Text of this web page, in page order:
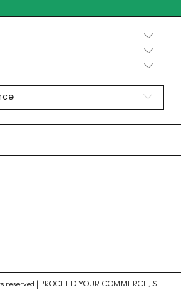
| PROCEED YOUR COMMERCE, S.L.